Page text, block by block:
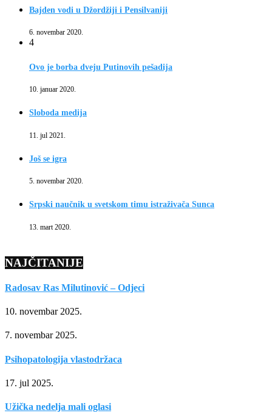
Bajden vodi u Džordžiji i Pensilvaniji
6. novembar 2020.
4
Ovo je borba dveju Putinovih pešadija
10. januar 2020.
Sloboda medija
11. jul 2021.
Još se igra
5. novembar 2020.
Srpski naučnik u svetskom timu istraživača Sunca
13. mart 2020.
NAJČITANIJE
Radosav Ras Milutinović – Odjeci
10. novembar 2025.
7. novembar 2025.
Psihopatologija vlastodržaca
17. jul 2025.
Užička nedelja mali oglasi